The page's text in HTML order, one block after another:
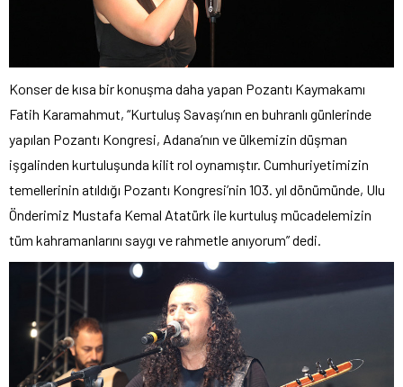
Konser de kısa bir konuşma daha yapan Pozantı Kaymakamı
Fatih Karamahmut, “Kurtuluş Savaşı’nın en buhranlı günlerinde
yapılan Pozantı Kongresi, Adana’nın ve ülkemizin düşman
işgalinden kurtuluşunda kilit rol oynamıştır. Cumhuriyetimizin
temellerinin atıldığı Pozantı Kongresi’nin 103. yıl dönümünde, Ulu
Önderimiz Mustafa Kemal Atatürk ile kurtuluş mücadelemizin
tüm kahramanlarını saygı ve rahmetle anıyorum” dedi.